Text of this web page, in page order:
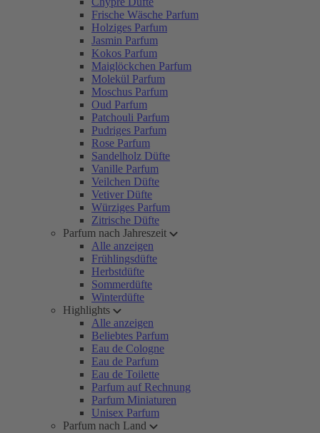
Frische Wäsche Parfum
Holziges Parfum
Jasmin Parfum
Kokos Parfum
Maiglöckchen Parfum
Molekül Parfum
Moschus Parfum
Oud Parfum
Patchouli Parfum
Pudriges Parfum
Rose Parfum
Sandelholz Düfte
Vanille Parfum
Veilchen Düfte
Vetiver Düfte
Würziges Parfum
Zitrische Düfte
Parfum nach Jahreszeit
Alle anzeigen
Frühlingsdüfte
Herbstdüfte
Sommerdüfte
Winterdüfte
Highlights
Alle anzeigen
Beliebtes Parfum
Eau de Cologne
Eau de Parfum
Eau de Toilette
Parfum auf Rechnung
Parfum Miniaturen
Unisex Parfum
Parfum nach Land